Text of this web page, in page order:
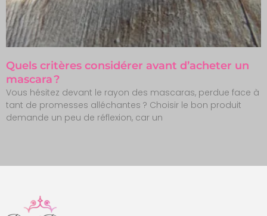
Quels critères considérer avant d’acheter un
mascara ?
Vous hésitez devant le rayon des mascaras, perdue face à
tant de promesses alléchantes ? Choisir le bon produit
demande un peu de réflexion, car un